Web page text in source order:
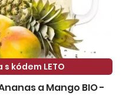
s kódem LETO
a Mango BIO -